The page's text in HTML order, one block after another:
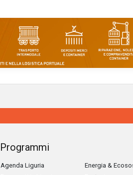
Programmi
Agenda Liguria
Energia &